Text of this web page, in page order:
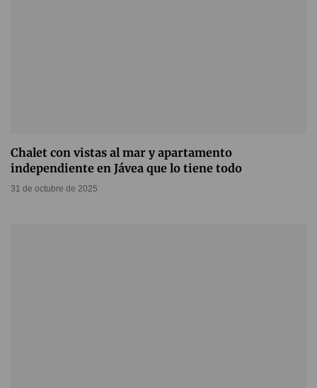
Chalet con vistas al mar y apartamento
independiente en Jávea que lo tiene todo
31 de octubre de 2025